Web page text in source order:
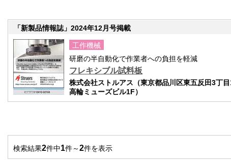
「新製品情報誌」2024年12月号掲載
工作機械
研磨の半自動化で作業者への負担を軽減
フレキシブル試料板
株式会社ストルアス（東京都品川区東五反田3丁
高輪ミューズビル1F）
検索結果2件中1件～2件を表示